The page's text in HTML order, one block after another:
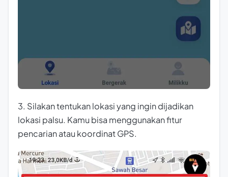
3. Silakan tentukan lokasi yang ingin dijadikan
lokasi palsu. Kamu bisa menggunakan fitur
pencarian atau koordinat GPS.